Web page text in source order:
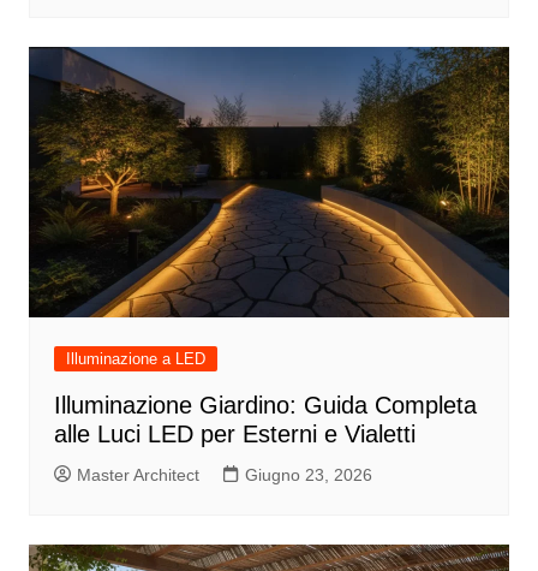
Illuminazione a LED
Illuminazione Giardino: Guida Completa
alle Luci LED per Esterni e Vialetti
Master Architect Giugno 23, 2026